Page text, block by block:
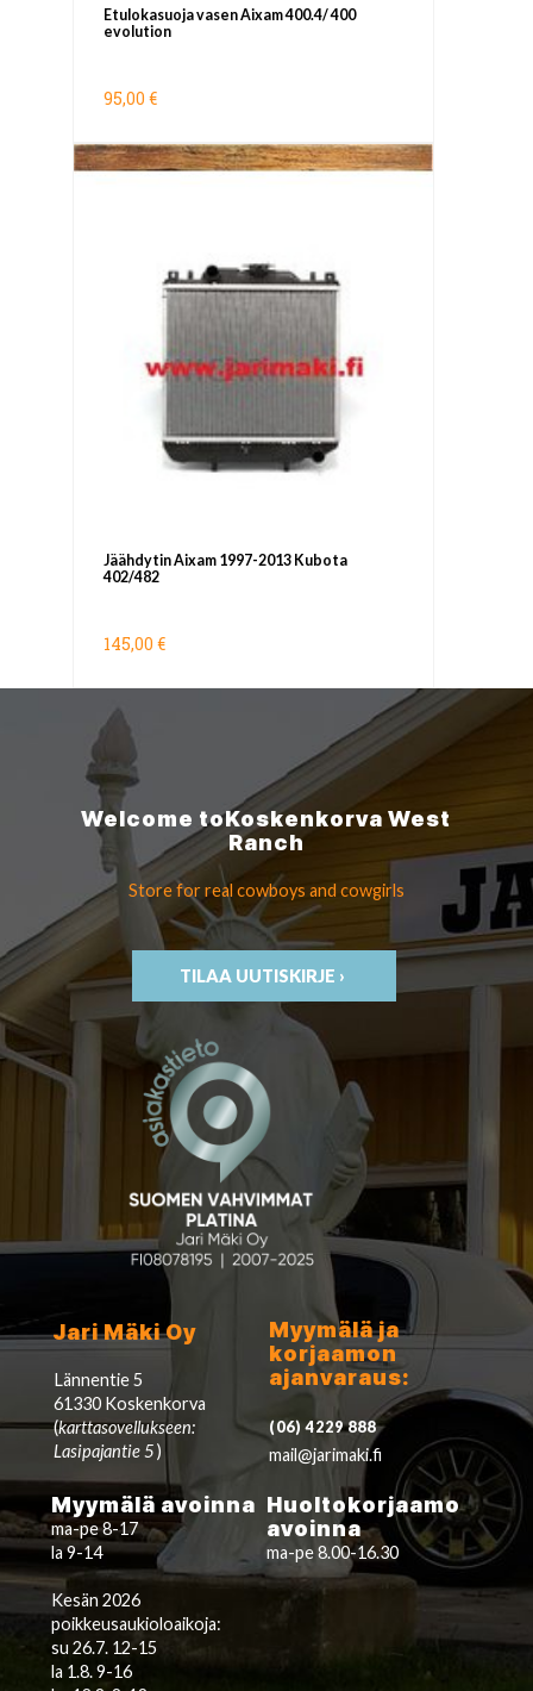
Etulokasuoja vasen Aixam 400.4/ 400
evolution
95,00 €
Jäähdytin Aixam 1997-2013 Kubota
402/482
145,00 €
Welcome toKoskenkorvaWest
Ranch
Store for real cowboys and cowgirls
TILAA UUTISKIRJE ›
Jari Mäki Oy
Lännentie 5
61330 Koskenkorva
(karttasovellukseen:
Lasipajantie 5)
Myymälä ja
korjaamon
ajanvaraus:
(06) 4229 888
mail@jarimaki.fi
Myymälä avoinna
ma-pe 8-17
la 9-14
Kesän 2026
poikkeusaukioloaikoja:
su 26.7. 12-15
la 1.8. 9-16
Huoltokorjaamo
avoinna
ma-pe 8.00-16.30